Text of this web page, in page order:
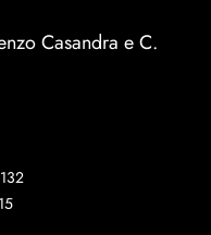
Casandra e C.